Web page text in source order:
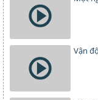
Vận